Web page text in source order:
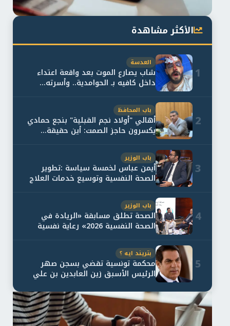
الأكثر مشاهدة
1
العدسة
شاب يصارع الموت بعد واقعة اعتداء
داخل كافيه بـ الحوامدية.. وأسرته...
2
باب المحافظ
أهالي "أولاد نجم القبلية" بنجع حمادي
يكسرون حاجز الصمت: أين حقيقة...
3
باب الوزير
أيمن عباس لخمسة سياسة :تطوير
الصحة النفسية وتوسيع خدمات العلاج
4
باب الوزير
الصحة تطلق مسابقة «الريادة في
الصحة النفسية 2026» رعاية نفسية
5
بتريند ايه ؟
محكمة تونسية تقضي بسجن صهر
الرئيس الأسبق زين العابدين بن علي